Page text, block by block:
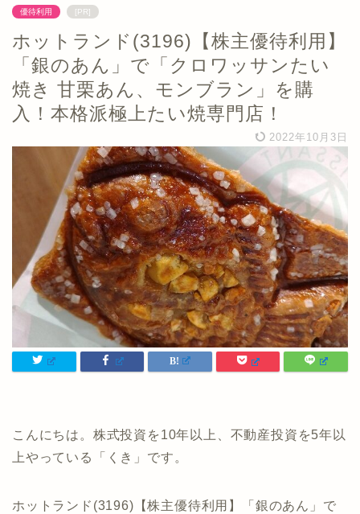
優待利用 [PR]
ホットランド(3196)【株主優待利用】
「銀のあん」で「クロワッサンたい
焼き 甘栗あん、モンブラン」を購
入！本格派極上たい焼専門店！
2022年10月3日
こんにちは。株式投資を10年以上、不動産投資を5年以
上やっている「くき」です。
ホットランド(3196)【株主優待利用】「銀のあん」で